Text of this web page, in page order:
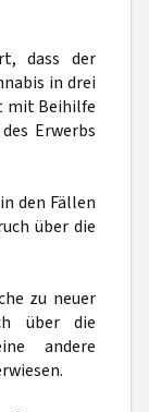
dass der
in drei
mit Beihilfe
Erwerbs
den Fällen
über die
zu neuer
über die
andere